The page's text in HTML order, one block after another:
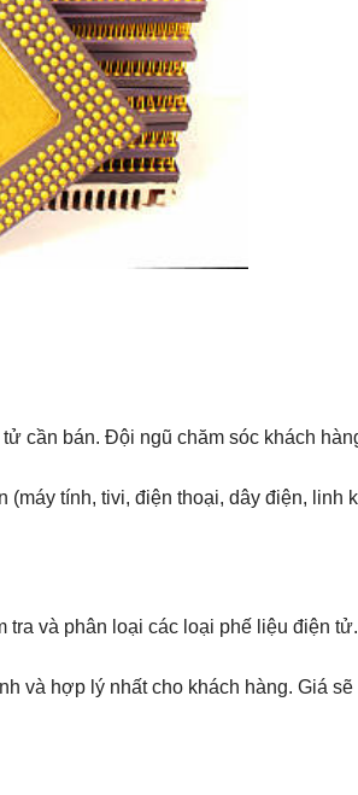
cần bán. Đội ngũ chăm sóc khách
tính, tivi, điện thoại, dây điện, linh
tra và phân loại các loại phế liệu điện
và hợp lý nhất cho khách hàng. Giá sẽ